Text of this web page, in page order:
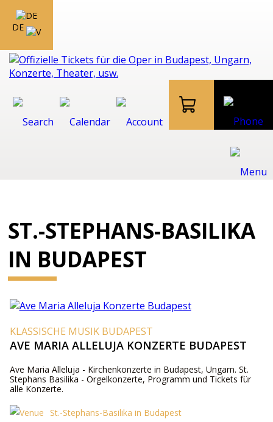
DE
ST.-STEPHANS-BASILIKA
IN BUDAPEST
KLASSISCHE MUSIK BUDAPEST
AVE MARIA ALLELUJA KONZERTE BUDAPEST
Ave Maria Alleluja - Kirchenkonzerte in Budapest, Ungarn. St.
Stephans Basilika - Orgelkonzerte, Programm und Tickets für
alle Konzerte.
St.-Stephans-Basilika in Budapest